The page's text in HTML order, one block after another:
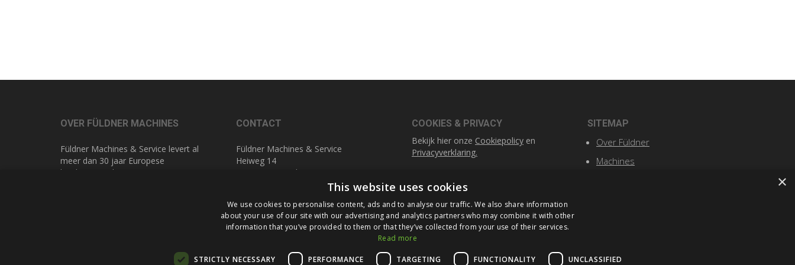
OVER FÜLDNER MACHINES
Füldner Machines & Service levert al
meer dan 30 jaar Europese
kwaliteitsmachines voor
CONTACT
Füldner Machines & Service
Heiweg 14
NL 6161 DA Geleen
+31 (0)45 521 77 57
Einfo@fuldner.nl
COOKIES & PRIVACY
Bekijk hier onze Cookiepolicy en
Privacyverklaring.
SITEMAP
Over Füldner
Machines
×
This website uses cookies
We use cookies to personalise content, ads and to analyse our traffic. We also share information
about your use of our site with our advertising and analytics partners who may combine it with other
information that you’ve provided to them or that they’ve collected from your use of their services.
Read more
STRICTLY NECESSARY PERFORMANCE TARGETING FUNCTIONALITY UNCLASSIFIED